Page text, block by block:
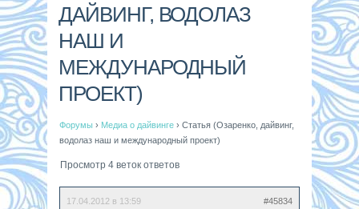
ДАЙВИНГ, ВОДОЛАЗ
НАШ И
МЕЖДУНАРОДНЫЙ
ПРОЕКТ)
Форумы › Медиа о дайвинге › Статья (Озаренко, дайвинг,
водолаз наш и международный проект)
Просмотр 4 веток ответов
17.04.2012 в 13:59 #45834